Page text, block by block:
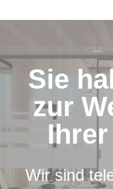
Sie
zur
Wir sind